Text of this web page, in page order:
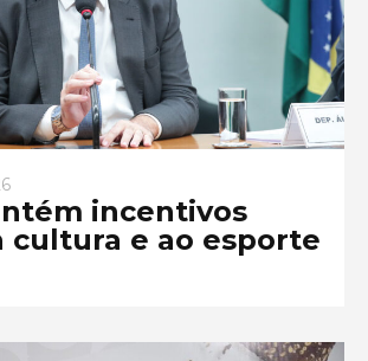
incentivos
cultura e ao esporte